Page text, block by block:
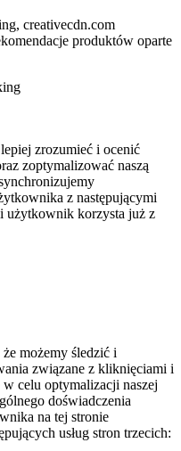
creativecdn.com
produktów oparte
zrozumieć i ocenić
zoptymalizować naszą
z następującymi
użytkownik korzysta już z
możemy śledzić i
związane z kliknięciami i
celu optymalizacji naszej
doświadczenia
na tej stronie
usług stron trzecich: